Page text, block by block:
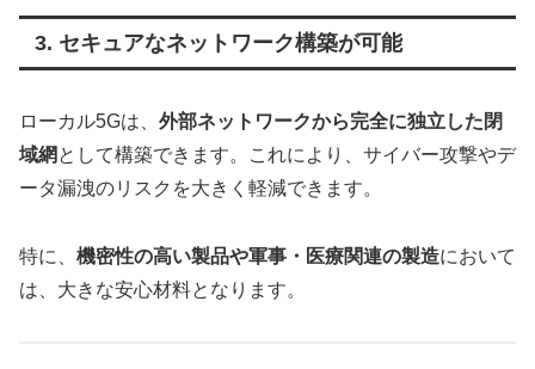
3. セキュアなネットワーク構築が可能
ローカル5Gは、 外部ネットワークから完全に独立した閉
域網 として構築できます。これにより、サイバー攻撃やデ
ータ漏洩のリスクを大きく軽減できます。
特に、 機密性の高い製品や軍事・医療関連の製造において
は、大きな安心材料となります。